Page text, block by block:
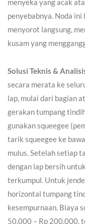
menyeka yang acak
penyebabnya. Noda
menyorot langsung,
kusam yang
Solusi Teknis &
secara merata ke
lap, mulai dari bagian
gerakan tumpang
gunakan squeegee
tarik squeegee ke
mulus. Setelah setiap
dengan lap bersih
terkumpul. Untuk
horizontal tumpang
kesempurnaan. Biaya
50.000 – Rp 200.000,